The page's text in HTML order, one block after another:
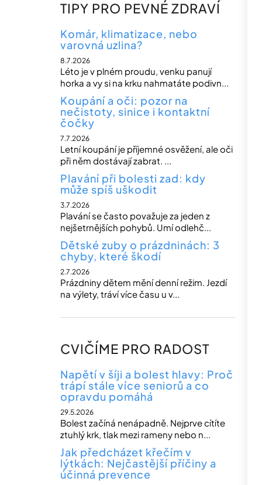
TIPY PRO PEVNÉ ZDRAVÍ
Komár, klimatizace, nebo
varovná uzlina?
8.7.2026
Léto je v plném proudu, venku panují
horka a vy si na krku nahmatáte podivn...
Koupání a oči: pozor na
nečistoty, sinice i kontaktní
čočky
7.7.2026
Letní koupání je příjemné osvěžení, ale oči
při něm dostávají zabrat. ...
Plavání při bolesti zad: kdy
může spíš uškodit
3.7.2026
Plavání se často považuje za jeden z
nejšetrnějších pohybů. Umí odlehč...
Dětské zuby o prázdninách: 3
chyby, které škodí
2.7.2026
Prázdniny dětem mění denní režim. Jezdí
na výlety, tráví více času u v...
CVIČÍME PRO RADOST
Napětí v šíji a bolest hlavy: Proč
trápí stále více seniorů a co
opravdu pomáhá
29.5.2026
Bolest začíná nenápadně. Nejprve cítíte
ztuhlý krk, tlak mezi rameny nebo n...
Jak předcházet křečím v
lýtkách: Nejčastější příčiny a
účinná prevence